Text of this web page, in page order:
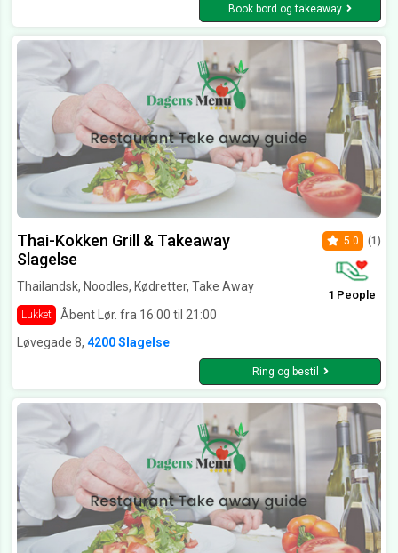
Book bord og takeaway
Thai-Kokken Grill & Takeaway
Slagelse
Thailandsk, Noodles, Kødretter, Take Away
Lukket Åbent Lør. fra 16:00 til 21:00
5.0 (1)
1 People
Løvegade 8, 4200 Slagelse
Ring og bestil